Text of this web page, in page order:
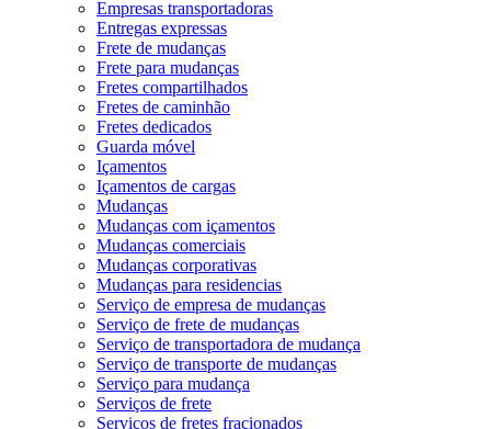
Empresas transportadoras
Entregas expressas
Frete de mudanças
Frete para mudanças
Fretes compartilhados
Fretes de caminhão
Fretes dedicados
Guarda móvel
Içamentos
Içamentos de cargas
Mudanças
Mudanças com içamentos
Mudanças comerciais
Mudanças corporativas
Mudanças para residencias
Serviço de empresa de mudanças
Serviço de frete de mudanças
Serviço de transportadora de mudança
Serviço de transporte de mudanças
Serviço para mudança
Serviços de frete
Serviços de fretes fracionados